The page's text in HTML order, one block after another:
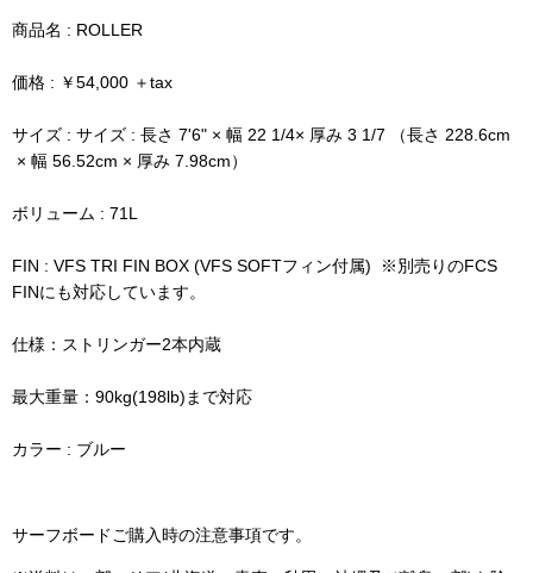
商品名 : ROLLER
価格 : ￥54,000 ＋tax
サイズ : サイズ : 長さ 7'6" × 幅 22 1/4× 厚み 3 1/7 （長さ 228.6cm
× 幅 56.52cm × 厚み 7.98cm）
ボリューム : 71L
FIN : VFS TRI FIN BOX (VFS SOFTフィン付属) ※別売りのFCS
FINにも対応しています。
仕様：ストリンガー2本内蔵
最大重量： 90kg(198lb)まで対応
カラー : ブルー
サーフボードご購入時の注意事項です。